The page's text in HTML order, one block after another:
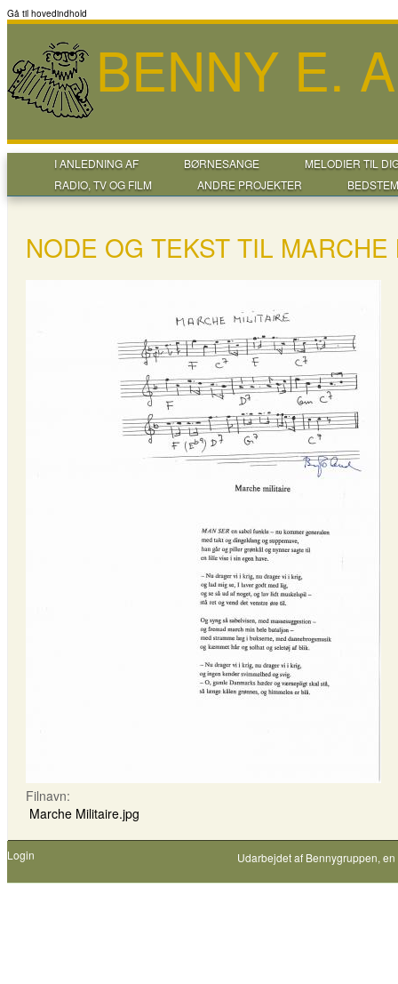
Gå til hovedindhold
BENNY E.
I ANLEDNING AF BØRNESANGE
MELODIER TIL
RADIO, TV OG FILM
ANDRE PROJEKTER
NODE OG TEKST TIL MARCHE
Filnavn:
Marche Militaire.jpg
Login Udarbejdet af Bennygruppen,